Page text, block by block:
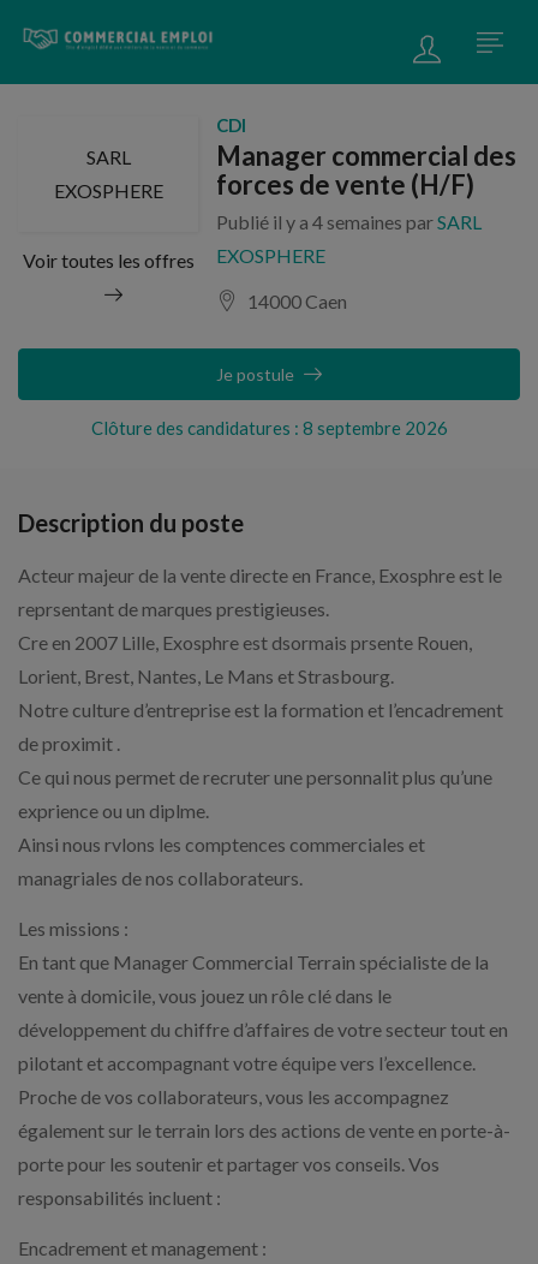
SARL
EXOSPHERE
Voir toutes les offres
CDI
Manager commercial des
forces de vente (H/F)
Publié il y a 4 semaines parSARL
EXOSPHERE
14000 Caen
Clôture des candidatures : 8 septembre 2026
Je postule
Description du poste
Acteur majeur de la vente directe en France, Exosphre est le
reprsentant de marques prestigieuses.
Cre en 2007 Lille, Exosphre est dsormais prsente Rouen,
Lorient, Brest, Nantes, Le Mans et Strasbourg.
Notre culture d’entreprise est la formation et l’encadrement
de proximit .
Ce qui nous permet de recruter une personnalit plus qu’une
exprience ou un diplme.
Ainsi nous rvlons les comptences commerciales et
managriales de nos collaborateurs.
Les missions :
En tant que Manager Commercial Terrain spécialiste de la
vente à domicile, vous jouez un rôle clé dans le
développement du chiffre d’affaires de votre secteur tout en
pilotant et accompagnant votre équipe vers l’excellence.
Proche de vos collaborateurs, vous les accompagnez
également sur le terrain lors des actions de vente en porte-à-
porte pour les soutenir et partager vos conseils. Vos
responsabilités incluent :
Encadrement et management :